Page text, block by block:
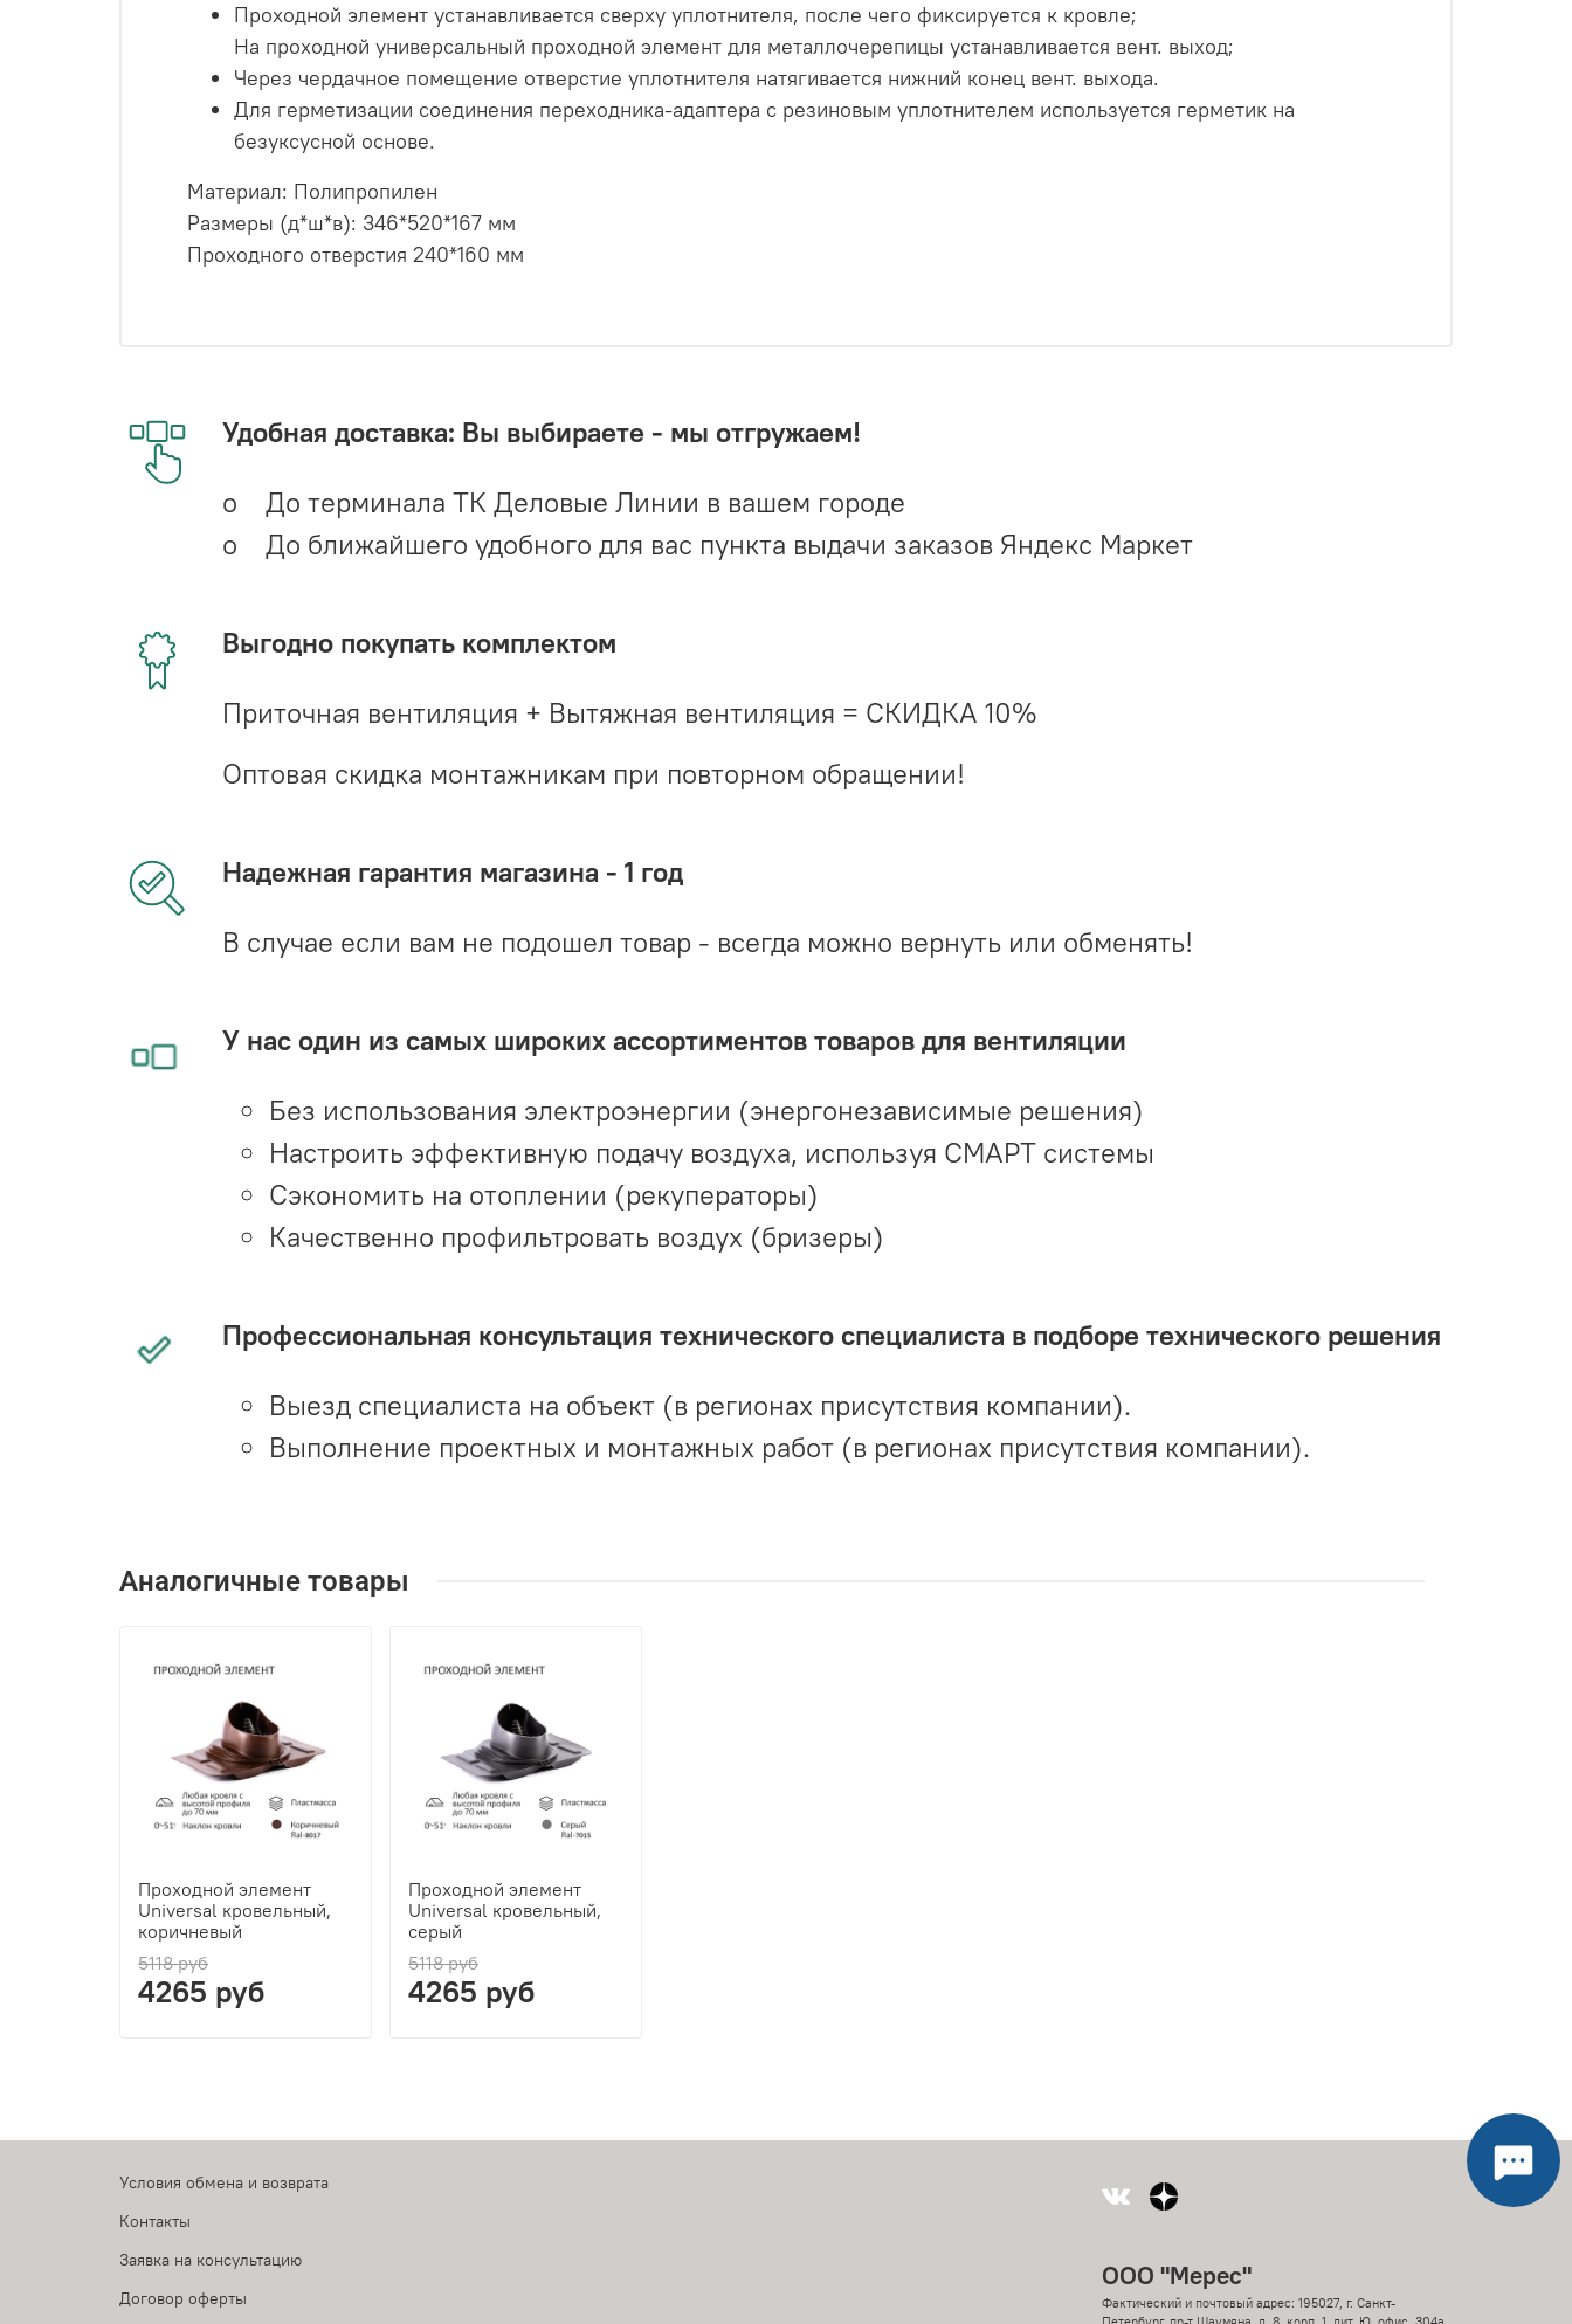
Проходной элемент устанавливается сверху уплотнителя, после чего фиксируется к кровле;
На проходной универсальный проходной элемент для металлочерепицы устанавливается вент. выход;
Через чердачное помещение отверстие уплотнителя натягивается нижний конец вент. выхода.
Для герметизации соединения переходника-адаптера с резиновым уплотнителем используется герметик на
безуксусной основе.
Материал: Полипропилен
Размеры (д*ш*в): 346*520*167 мм
Проходного отверстия 240*160 мм
Удобная доставка: Вы выбираете - мы отгружаем!
o До терминала ТК Деловые Линии в вашем городе
o До ближайшего удобного для вас пункта выдачи заказов Яндекс Маркет
Выгодно покупать комплектом
Приточная вентиляция + Вытяжная вентиляция = СКИДКА 10%
Оптовая скидка монтажникам при повторном обращении!
Надежная гарантия магазина - 1 год
В случае если вам не подошел товар - всегда можно вернуть или обменять!
У нас один из самых широких ассортиментов товаров для вентиляции
Без использования электроэнергии (энергонезависимые решения)
Настроить эффективную подачу воздуха, используя СМАРТ системы
Сэкономить на отоплении (рекуператоры)
Качественно профильтровать воздух (бризеры)
Профессиональная консультация технического специалиста в подборе технического решения
Выезд специалиста на объект (в регионах присутствия компании).
Выполнение проектных и монтажных работ (в регионах присутствия компании).
Аналогичные товары
Проходной элемент
Universal кровельный,
коричневый
5118 руб
4265 руб
Проходной элемент
Universal кровельный,
серый
5118 руб
4265 руб
Условия обмена и возврата
Контакты
Заявка на консультацию
Договор оферты
ООО "Мерес"
Фактический и почтовый адрес: 195027, г. Санкт-